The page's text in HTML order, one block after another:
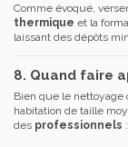
Comme évoqué,
thermique et la
laissant des dépôts
8. Quand faire
Bien que le nettoyage
habitation de taille
des professionnels :